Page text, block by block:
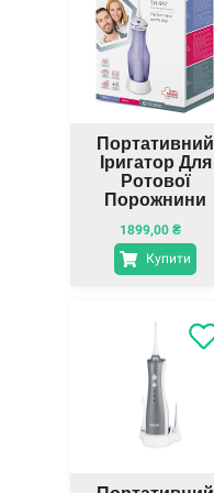
Портативний
Іригатор Для
Ротової
Порожнини
1899,00₴
Купити